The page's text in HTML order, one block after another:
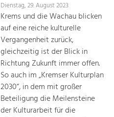
Dienstag, 29. August 2023
Krems und die Wachau blicken
auf eine reiche kulturelle
Vergangenheit zurück,
gleichzeitig ist der Blick in
Richtung Zukunft immer offen.
So auch im „Kremser Kulturplan
2030“, in dem mit großer
Beteiligung die Meilensteine
der Kulturarbeit für die